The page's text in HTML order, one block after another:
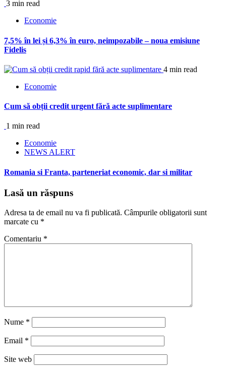
3 min read
Economie
7,5% în lei și 6,3% în euro, neimpozabile – noua emisiune
Fidelis
4 min read
Economie
Cum să obții credit urgent fără acte suplimentare
1 min read
Economie
NEWS ALERT
Romania si Franta, parteneriat economic, dar si militar
Lasă un răspuns
Adresa ta de email nu va fi publicată. Câmpurile obligatorii sunt
marcate cu *
Comentariu *
Nume *
Email *
Site web